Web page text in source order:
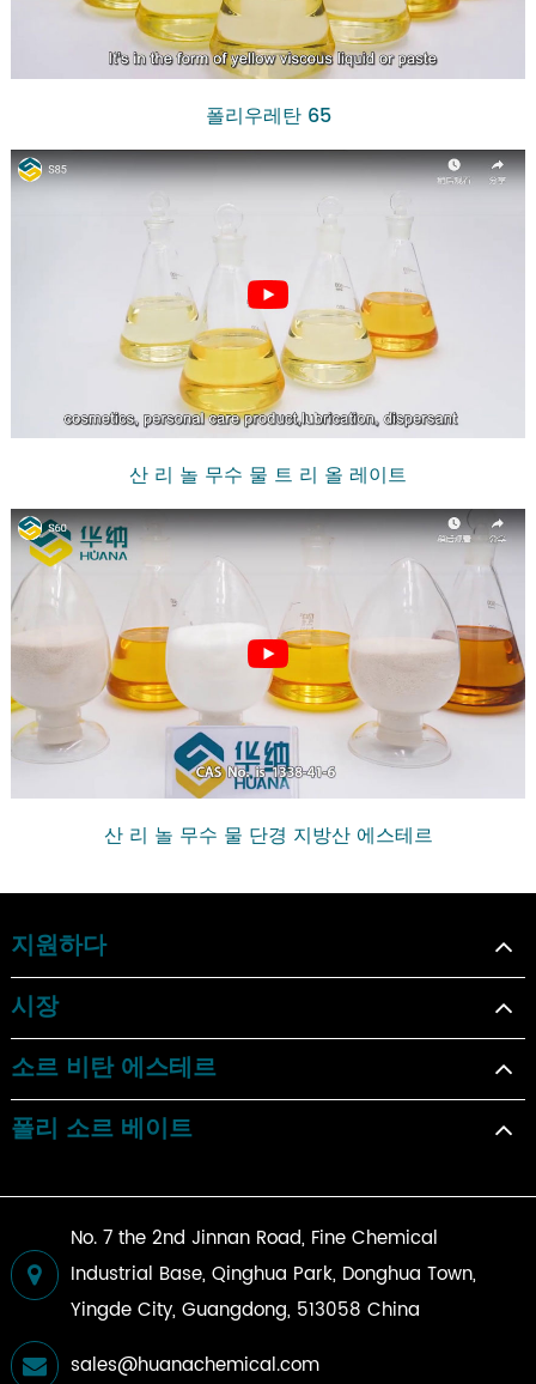
폴리우레탄 65
산 리 놀 무수 물 트 리 올 레이트
산 리 놀 무수 물 단경 지방산 에스테르
지원하다
시장
소르 비탄 에스테르
폴리 소르 베이트
No. 7 the 2nd Jinnan Road, Fine Chemical
Industrial Base, Qinghua Park, Donghua Town,
Yingde City, Guangdong, 513058 China
sales@huanachemical.com